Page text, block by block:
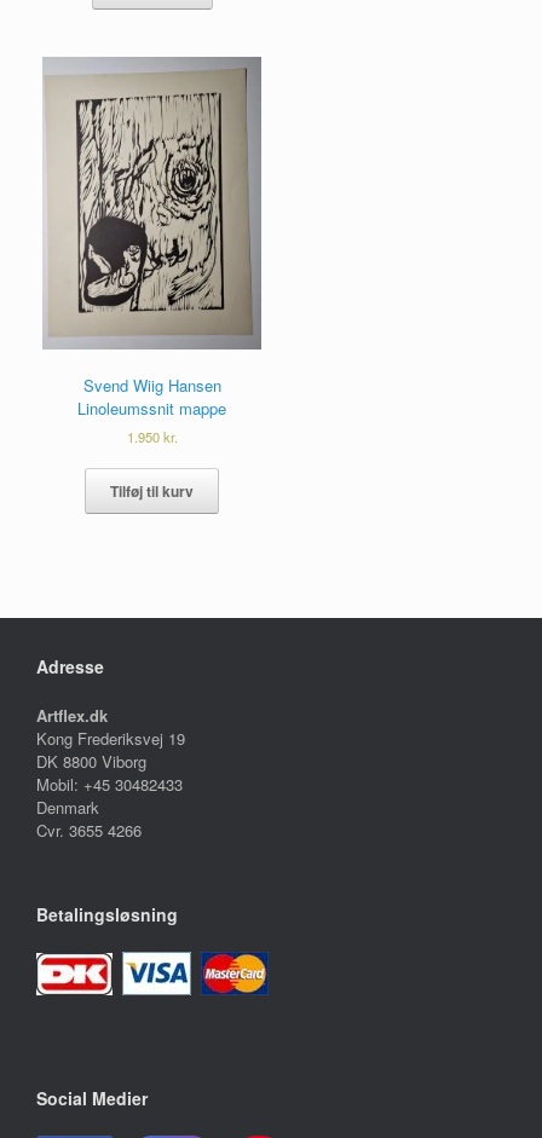
Svend Wiig Hansen
Linoleumssnit mappe
1.950kr.
Tilføj til kurv
Adresse
Artflex.dk
Kong Frederiksvej 19
DK 8800 Viborg
Mobil: +45 30482433
Denmark
Cvr. 3655 4266
Betalingsløsning
Social Medier